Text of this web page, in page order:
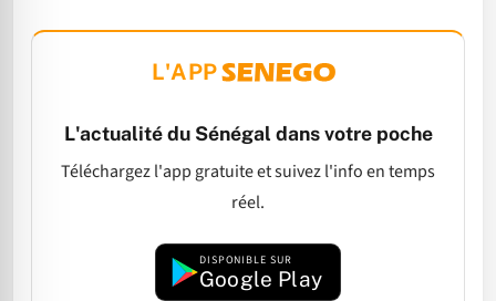
L'APP
L'actualité du Sénégal dans votre poche
Téléchargez l'app gratuite et suivez l'info en temps
réel.
DISPONIBLE SUR
Google Play